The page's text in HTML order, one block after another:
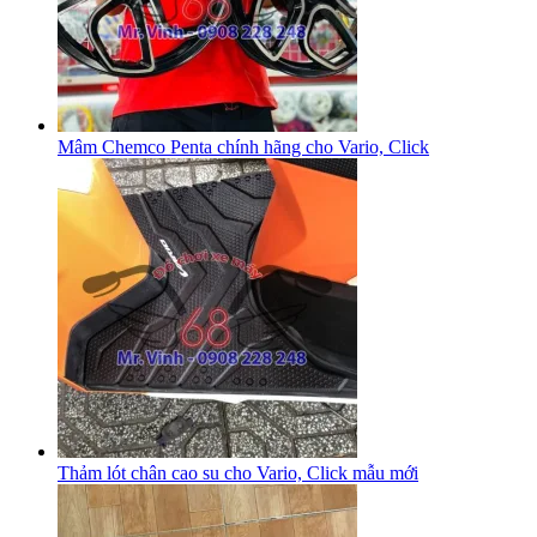
Mâm Chemco Penta chính hãng cho Vario, Click
Thảm lót chân cao su cho Vario, Click mẫu mới